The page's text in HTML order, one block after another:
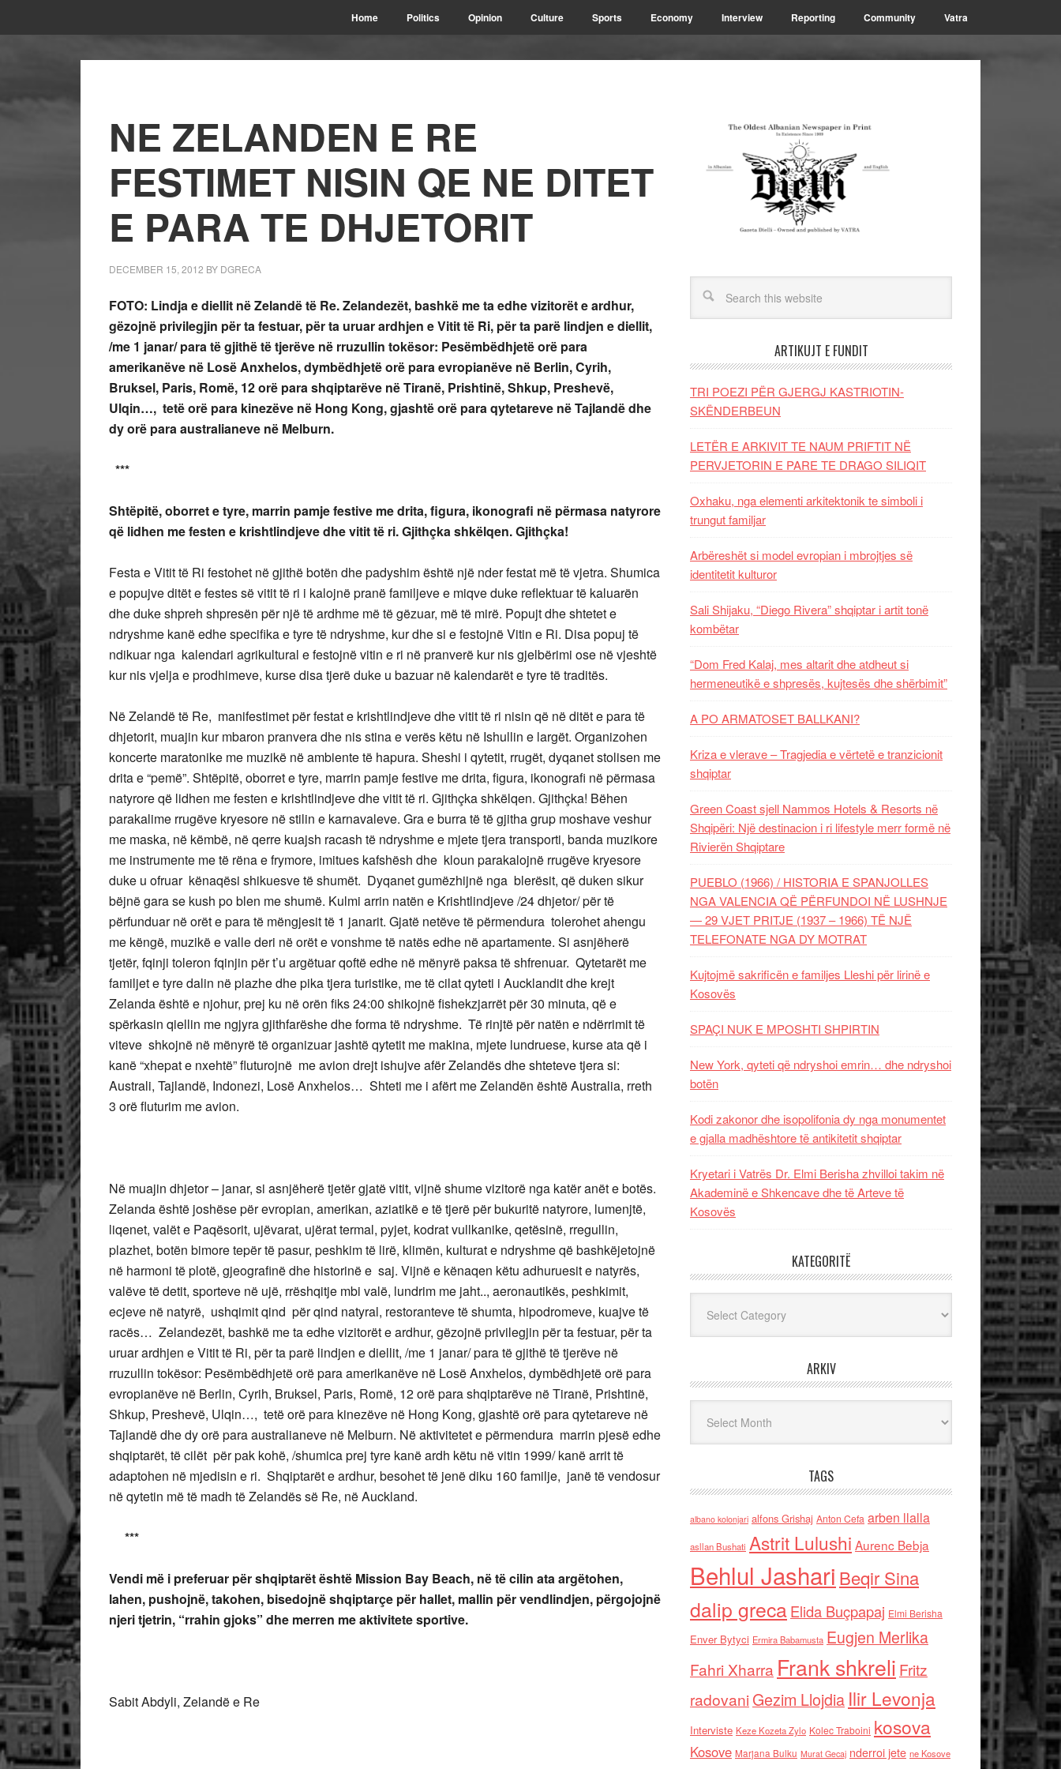
Home Politics Opinion Culture Sports Economy Interview Reporting Community Vatra
NE ZELANDEN E RE
FESTIMET NISIN QE NE DITET
E PARA TE DHJETORIT
DECEMBER 15, 2012 BY DGRECA
FOTO: Lindja e diellit nëZelandë të Re. Zelandezët, bashkë me ta edhe vizitorët e ardhur,
gëzojnë privilegjin për ta festuar, për ta uruar ardhjen e Vitit të Ri, për ta parë lindjen e diellit,
/me 1 janar/ para të gjithë të tjerëve në rruzullin tokësor: Pesëmbëdhjetë orë para
amerikanëve në Losë Anxhelos, dymbëdhjetë orë para evropianëve në Berlin, Cyrih,
Bruksel, Paris, Romë, 12 orë para shqiptarëve nëTiranë, Prishtinë, Shkup, Preshevë,
Ulqin…, tetë orë para kinezëve në Hong Kong, gjashtë orë para qytetareve në Tajlandë dhe
dy orë para australianeve në Melburn.
***
Shtëpitë, oborret e tyre, marrin pamje festive me drita, figura, ikonografi në përmasa natyrore
që lidhen me festen e krishtlindjeve dhe vitit të ri. Gjithçka shkëlqen. Gjithçka!
Festa e Vitit të Ri festohet në gjithë botën dhe padyshim është një nder festat më të vjetra. Shumica
e popujve ditët e festes së vitit të ri i kalojnë pranë familjeve e miqve duke reflektuar të kaluarën
dhe duke shpreh shpresën për një të ardhme më të gëzuar, më të mirë. Popujt dhe shtetet e
ndryshme kanë edhe specifika e tyre të ndryshme, kur dhe si e festojnë Vitin e Ri. Disa popuj të
ndikuar nga kalendari agrikultural e festojnë vitin e ri në pranverë kur nis gjelbërimi ose në vjeshtë
kur nis vjelja e prodhimeve, kurse disa tjerë duke u bazuar në kalendarët e tyre të traditës.
Në Zelandë të Re, manifestimet për festat e krishtlindjeve dhe vitit të ri nisin që në ditët e para të
dhjetorit, muajin kur mbaron pranvera dhe nis stina e verës këtu në Ishullin e largët. Organizohen
koncerte maratonike me muzikë në ambiente të hapura. Sheshi i qytetit, rrugët, dyqanet stolisen me
drita e “pemë”. Shtëpitë, oborret e tyre, marrin pamje festive me drita, figura, ikonografi në përmasa
natyrore që lidhen me festen e krishtlindjeve dhe vitit të ri. Gjithçka shkëlqen. Gjithçka! Bëhen
parakalime rrugëve kryesore në stilin e karnavaleve. Gra e burra të të gjitha grup moshave veshur
me maska, në këmbë, në qerre kuajsh racash të ndryshme e mjete tjera transporti, banda muzikore
me instrumente me të rëna e frymore, imitues kafshësh dhe kloun parakalojnë rrugëve kryesore
duke u ofruar kënaqësi shikuesve të shumët. Dyqanet gumëzhijnë nga blerësit, që duken sikur
bëjnë gara se kush po blen me shumë. Kulmi arrin natën e Krishtlindjeve /24 dhjetor/ për të
përfunduar në orët e para të mëngjesit të 1 janarit. Gjatë netëve të përmendura tolerohet ahengu
me këngë, muzikë e valle deri në orët e vonshme të natës edhe në apartamente. Si asnjëherë
tjetër, fqinji toleron fqinjin për t’u argëtuar qoftë edhe në mënyrë paksa të shfrenuar. Qytetarët me
familjet e tyre dalin në plazhe dhe pika tjera turistike, me të cilat qyteti i Aucklandit dhe krejt
Zelanda është e njohur, prej ku në orën fiks 24:00 shikojnë fishekzjarrët për 30 minuta, që e
spërkasin qiellin me ngjyra gjithfarëshe dhe forma të ndryshme. Të rinjtë për natën e ndërrimit të
viteve shkojnë në mënyrë të organizuar jashtë qytetit me makina, mjete lundruese, kurse ata që i
kanë “xhepat e nxehtë” fluturojnë me avion drejt ishujve afër Zelandës dhe shteteve tjera si:
Australi, Tajlandë, Indonezi, Losë Anxhelos… Shteti me i afërt me Zelandën është Australia, rreth
3 orë fluturim me avion.
Në muajin dhjetor – janar, si asnjëherë tjetër gjatë vitit, vijnë shume vizitorë nga katër anët e botës.
Zelanda është joshëse për evropian, amerikan, aziatikë e të tjerë për bukuritë natyrore, lumenjtë,
liqenet, valët e Paqësorit, ujëvarat, ujërat termal, pyjet, kodrat vullkanike, qetësinë, rregullin,
plazhet, botën bimore tepër të pasur, peshkim të lirë, klimën, kulturat e ndryshme që bashkëjetojnë
në harmoni të plotë, gjeografinë dhe historinë e saj. Vijnë e kënaqen këtu adhuruesit e natyrës,
valëve të detit, sporteve në ujë, rrëshqitje mbi valë, lundrim me jaht.., aeronautikës, peshkimit,
ecjeve në natyrë, ushqimit qind për qind natyral, restoranteve të shumta, hipodromeve, kuajve të
racës… Zelandezët, bashkë me ta edhe vizitorët e ardhur, gëzojnë privilegjin për ta festuar, për ta
uruar ardhjen e Vitit të Ri, për ta parë lindjen e diellit, /me 1 janar/ para të gjithë të tjerëve në
rruzullin tokësor: Pesëmbëdhjetë orë para amerikanëve në Losë Anxhelos, dymbëdhjetë orë para
evropianëve në Berlin, Cyrih, Bruksel, Paris, Romë, 12 orë para shqiptarëve në Tiranë, Prishtinë,
Shkup, Preshevë, Ulqin…, tetë orë para kinezëve në Hong Kong, gjashtë orë para qytetareve në
Tajlandë dhe dy orë para australianeve në Melburn. Në aktivitetet e përmendura marrin pjesë edhe
shqiptarët, të cilët për pak kohë, /shumica prej tyre kanë ardh këtu në vitin 1999/ kanë arrit të
adaptohen në mjedisin e ri. Shqiptarët e ardhur, besohet të jenë diku 160 familje, janë të vendosur
në qytetin më të madh të Zelandës së Re, në Auckland.
***
Vendi më i preferuar për shqiptarët është Mission Bay Beach, në të cilin ata argëtohen,
lahen, pushojnë, takohen, bisedojnë shqiptarçe për hallet, mallin për vendlindjen, përgojojnë
njeri tjetrin, “rrahin gjoks” dhe merren me aktivitete sportive.
Sabit Abdyli, Zelandë e Re
ARTIKUJT E FUNDIT
TRI POEZI PËR GJERGJ KASTRIOTIN-
SKËNDERBEUN
LETËR E ARKIVIT TE NAUM PRIFTIT NË
PERVJETORIN E PARE TE DRAGO SILIQIT
Oxhaku, nga elementi arkitektonik te simboli i
trungut familjar
Arbëreshët si model evropian i mbrojtjes së
identitetit kulturor
Sali Shijaku, “Diego Rivera” shqiptar i artit tonë
kombëtar
“Dom Fred Kalaj, mes altarit dhe atdheut si
hermeneutikë e shpresës, kujtesës dhe shërbimit”
A PO ARMATOSET BALLKANI?
Kriza e vlerave – Tragjedia e vërtetë e tranzicionit
shqiptar
Green Coast sjell Nammos Hotels & Resorts në
Shqipëri: Një destinacion i ri lifestyle merr formë në
Rivierën Shqiptare
PUEBLO (1966) / HISTORIA E SPANJOLLES
NGA VALENCIA QË PËRFUNDOI NË LUSHNJE
— 29 VJET PRITJE (1937 – 1966) TË NJË
TELEFONATE NGA DY MOTRAT
Kujtojmë sakrificën e familjes Lleshi për lirinë e
Kosovës
SPAÇI NUK E MPOSHTI SHPIRTIN
New York, qyteti që ndryshoi emrin… dhe ndryshoi
botën
Kodi zakonor dhe isopolifonia dy nga monumentet
e gjalla madhështore të antikitetit shqiptar
Kryetari i Vatrës Dr. Elmi Berisha zhvilloi takim në
Akademinë e Shkencave dhe të Arteve të
Kosovës
KATEGORITË
ARKIV
TAGS
albano kolonjari alfons Grishaj Anton Cefa arben llalla
asllan Bushati Astrit Lulushi Aurenc Bebja
Behlul Jashari Beqir Sina
dalip grecaElida Buçpapaj Elmi Berisha
Enver Bytyci Ermira Babamusta Eugjen Merlika
Fahri Xharra Frank shkreli Fritz
radovaniGezim Llojdia Ilir Levonja
Interviste Keze Kozeta Zylo Kolec Traboini kosova
Kosove Marjana Bulku Murat Gecaj nderroi jete ne Kosove